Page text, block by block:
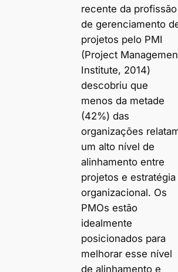
recente da profissão
de gerenciamento
projetos pelo PMI
(Project
Institute, 2014)
descobriu que
menos da metade
(42%) das
organizações
um alto nível de
alinhamento entre
projetos e estratégia
organizacional. Os
PMOs estão
idealmente
posicionados para
melhorar esse nível
de alinhamento e